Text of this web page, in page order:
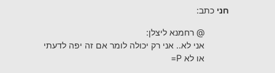
חני כתב:
@ רחמנא ליצלן:
אני לא.. אני רק יכולה לומר אם זה יפה לדעתי
או לא P=